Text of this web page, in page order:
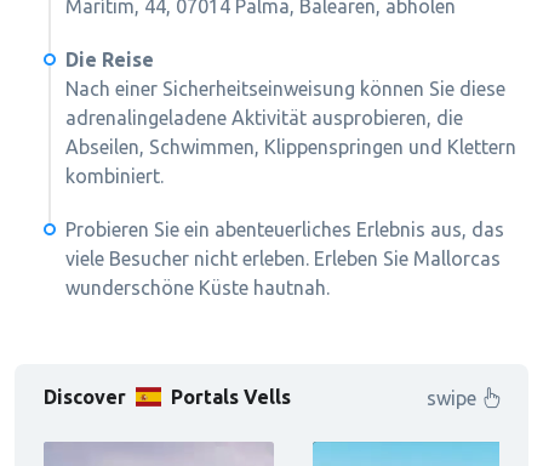
Marítim, 44, 07014 Palma, Balearen, abholen
Die Reise
Nach einer Sicherheitseinweisung können Sie diese
adrenalingeladene Aktivität ausprobieren, die
Abseilen, Schwimmen, Klippenspringen und Klettern
kombiniert.
Probieren Sie ein abenteuerliches Erlebnis aus, das
viele Besucher nicht erleben. Erleben Sie Mallorcas
wunderschöne Küste hautnah.
Discover Portals Vells swipe